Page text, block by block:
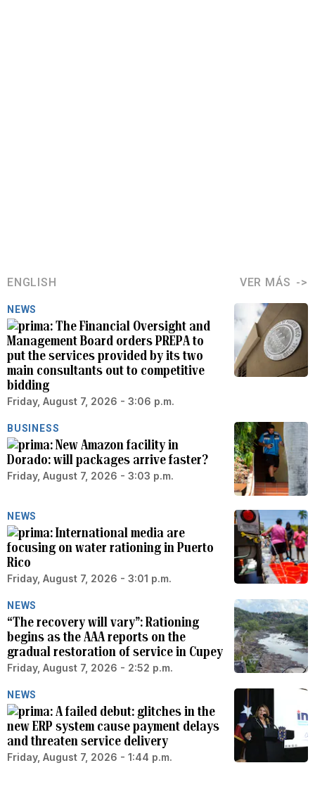
ENGLISH VER MÁS
NEWS
The Financial Oversight and
Management Board orders PREPA to
put the services provided by its two
main consultants out to competitive
bidding
Friday, August 7, 2026 - 3:06 p.m.
BUSINESS
New Amazon facility in
Dorado: will packages arrive faster?
Friday, August 7, 2026 - 3:03 p.m.
NEWS
International media are
focusing on water rationing in Puerto
Rico
Friday, August 7, 2026 - 3:01 p.m.
NEWS
“The recovery will vary”: Rationing
begins as the AAA reports on the
gradual restoration of service in Cupey
Friday, August 7, 2026 - 2:52 p.m.
NEWS
A failed debut: glitches in the
new ERP system cause payment delays
and threaten service delivery
Friday, August 7, 2026 - 1:44 p.m.